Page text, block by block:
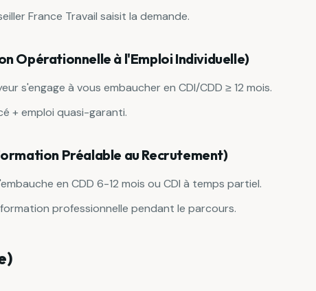
France Travail saisit la demande.
Opérationnelle à l'Emploi Individuelle)
s'engage à vous embaucher en CDI/CDD ≥ 12 mois.
+ emploi quasi-garanti.
Préalable au Recrutement)
en CDD 6-12 mois ou CDI à temps partiel.
professionnelle pendant le parcours.